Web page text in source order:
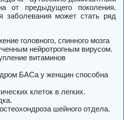
от предыдущего поколения.
заболевания может стать ряд
головного, спинного мозга
нейротропным вирусом.
витаминов
БАСа у женщин способна
клеток в легких.
шейного отдела.